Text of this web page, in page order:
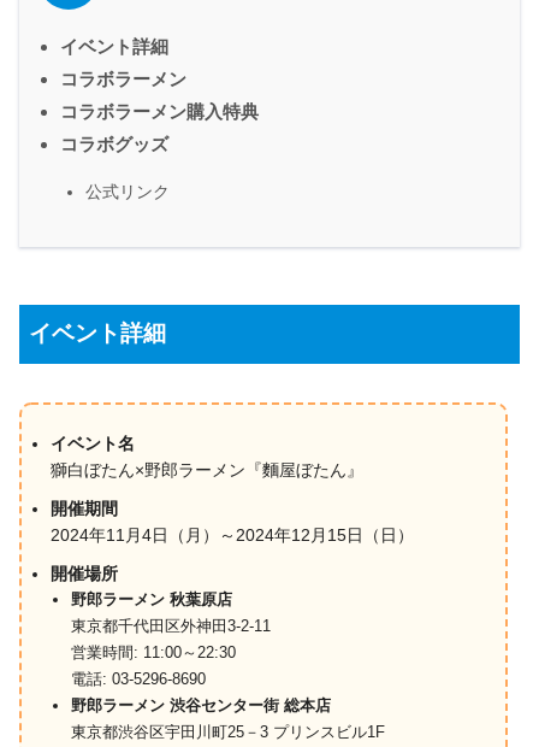
イベント詳細
コラボラーメン
コラボラーメン購入特典
コラボグッズ
公式リンク
イベント詳細
イベント名
獅白ぼたん×野郎ラーメン『麵屋ぼたん』
開催期間
2024年11月4日（月）～2024年12月15日（日）
開催場所
野郎ラーメン 秋葉原店
東京都千代田区外神田3-2-11
営業時間: 11:00～22:30
電話: 03-5296-8690
野郎ラーメン 渋谷センター街 総本店
東京都渋谷区宇田川町25－3 プリンスビル1F